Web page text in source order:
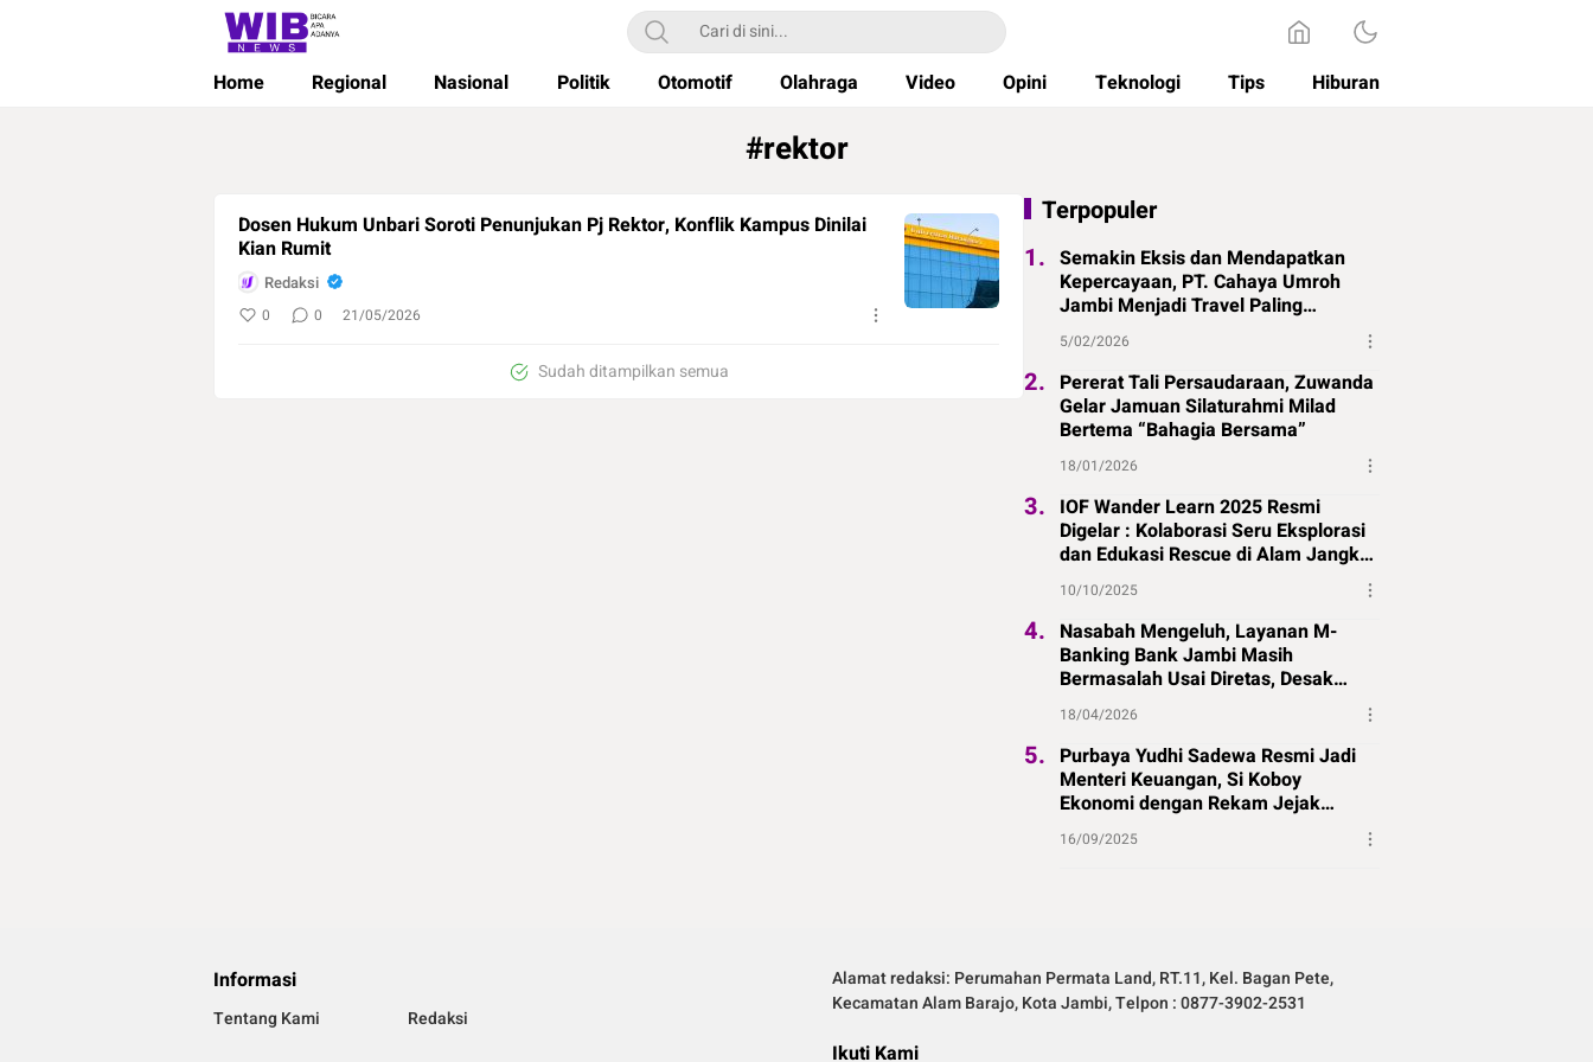
Wibnews
Waktu Indonesia Bicara
Home Regional Nasional Politik Otomotif Olahraga Video Opini Teknologi Tips Hiburan
#rektor
Dosen Hukum Unbari Soroti Penunjukan Pj Rektor, Konflik Kampus Dinilai
Kian Rumit
Redaksi
0 0 21/05/2026
Sudah ditampilkan semua
Terpopuler
1. Semakin Eksis dan Mendapatkan
Kepercayaan, PT. Cahaya Umroh
Jambi Menjadi Travel Paling
Direkomendasikan di Jambi
5/02/2026
2. Pererat Tali Persaudaraan, Zuwanda
Gelar Jamuan Silaturahmi Milad
Bertema “Bahagia Bersama”
18/01/2026
3. IOF Wander Learn 2025 Resmi
Digelar : Kolaborasi Seru Eksplorasi
dan Edukasi Rescue di Alam Jangkat
Merangin
10/10/2025
4. Nasabah Mengeluh, Layanan M-
Banking Bank Jambi Masih
Bermasalah Usai Diretas, Desak
Perbaikan Segera
18/04/2026
5. Purbaya Yudhi Sadewa Resmi Jadi
Menteri Keuangan, Si Koboy
Ekonomi dengan Rekam Jejak
Panjang
16/09/2025
Informasi
Tentang Kami Redaksi
Alamat redaksi: Perumahan Permata Land, RT.11, Kel. Bagan Pete,
Kecamatan Alam Barajo, Kota Jambi, Telpon : 0877-3902-2531
Ikuti Kami